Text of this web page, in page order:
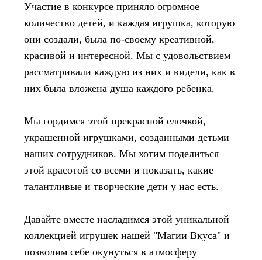
Участие в конкурсе приняло огромное
количество детей, и каждая игрушка, которую
они создали, была по-своему креативной,
красивой и интересной. Мы с удовольствием
рассматривали каждую из них и видели, как в
них была вложена душа каждого ребенка.
Мы гордимся этой прекрасной елочкой,
украшенной игрушками, созданными детьми
наших сотрудников. Мы хотим поделиться
этой красотой со всеми и показать, какие
талантливые и творческие дети у нас есть.
Давайте вместе насладимся этой уникальной
коллекцией игрушек нашей "Магии Вкуса" и
позволим себе окунуться в атмосферу